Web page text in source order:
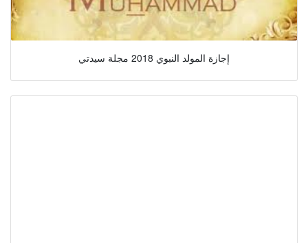
إجازة المولد النبوي 2018 مجلة سيدتي